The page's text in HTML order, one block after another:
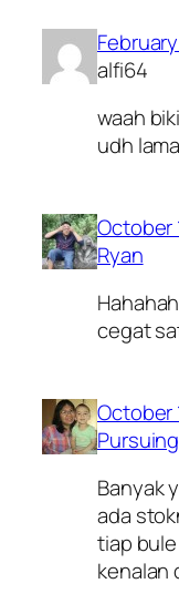
alfi64
waah
udh
October
Ryan
cegat
October
Banyak
ada
tiap
kenalan